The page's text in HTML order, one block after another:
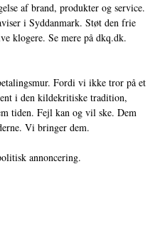
af brand, produkter og service.
i Syddanmark. Støt den frie
klogere. Se mere på dkq.dk.
Fordi vi ikke tror på et
i den kildekritiske tradition,
tiden. Fejl kan og vil ske. Dem
Vi bringer dem.
annoncering.